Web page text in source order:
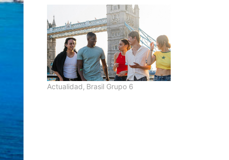
Actualidad, Brasil Grupo 6